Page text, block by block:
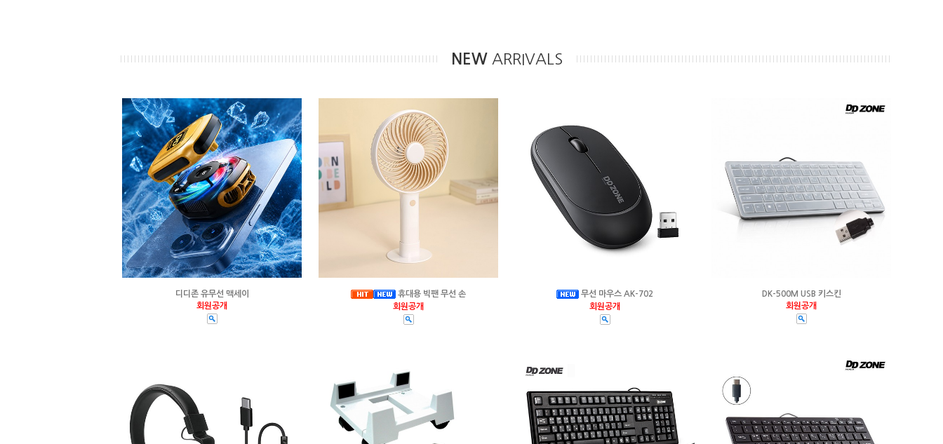
NEW ARRIVALS
디디존 유무선 맥세이
회원공개
휴대용 빅팬 무선 손
회원공개
무선 마우스 AK-702
회원공개
DK-500M USB 키스킨
회원공개